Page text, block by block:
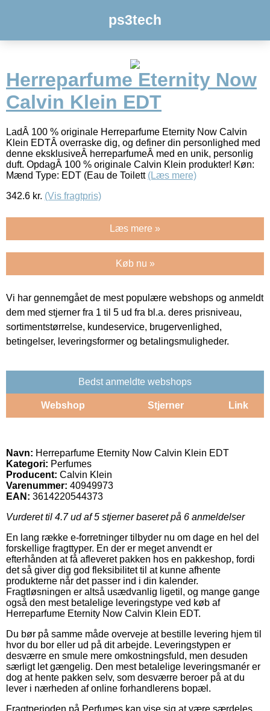
ps3tech
Herreparfume Eternity Now
Calvin Klein EDT
LadÂ 100 % originale Herreparfume Eternity Now Calvin
Klein EDTÂ overraske dig, og definer din personlighed med
denne eksklusiveÂ herreparfumeÂ med en unik, personlig
duft. OpdagÂ 100 % originale Calvin Klein produkter! Køn:
Mænd Type: EDT (Eau de Toilett (Læs mere)
342.6 kr. (Vis fragtpris)
Læs mere »
Køb nu »
Vi har gennemgået de mest populære webshops og anmeldt
dem med stjerner fra 1 til 5 ud fra bl.a. deres prisniveau,
sortimentstørrelse, kundeservice, brugervenlighed,
betingelser, leveringsformer og betalingsmuligheder.
Bedst anmeldte webshops
Webshop Stjerner Link
Navn: Herreparfume Eternity Now Calvin Klein EDT
Kategori: Perfumes
Producent: Calvin Klein
Varenummer: 40949973
EAN: 3614220544373
Vurderet til 4.7ud af 5 stjerner baseret på 6 anmeldelser
En lang række e-forretninger tilbyder nu om dage en hel del
forskellige fragttyper. En der er meget anvendt er
efterhånden at få afleveret pakken hos en pakkeshop, fordi
det så giver dig god fleksibilitet til at kunne afhente
produkterne når det passer ind i din kalender.
Fragtløsningen er altså usædvanlig ligetil, og mange gange
også den mest betalelige leveringstype ved køb af
Herreparfume Eternity Now Calvin Klein EDT.
Du bør på samme måde overveje at bestille levering hjem til
hvor du bor eller ud på dit arbejde. Leveringstypen er
desværre en smule mere omkostningsfuld, men desuden
særligt let gængelig. Den mest betalelige leveringsmanér er
dog at hente pakken selv, som desværre beroer på at du
lever i nærheden af online forhandlerens bopæl.
Fragtperioden på Perfumes kan vise sig at være særdeles